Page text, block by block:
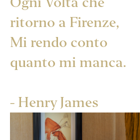
ritorno a Firenze,
Mi rendo conto
quanto mi manca.
- Henry James